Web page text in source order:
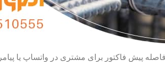
پیش فاکتور برای مشتری در واتساپ یا